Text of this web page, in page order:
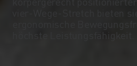
höchste Leistungsfähigkeit.